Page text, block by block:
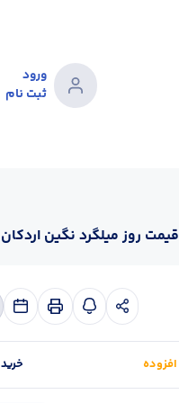
ورود
ثبت نام
قیمت روز میلگرد نگین اردکان
خرید